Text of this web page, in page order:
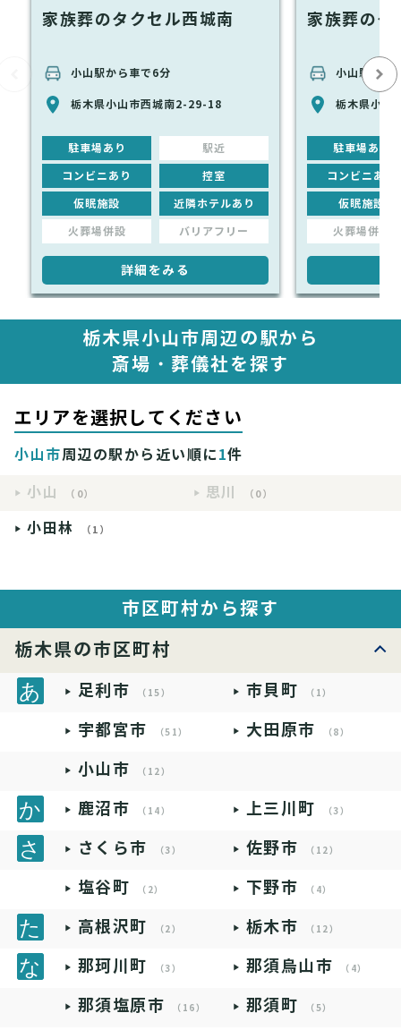
家族葬のタクセル西城南
小山駅から車で6分
栃木県小山市西城南2-29-18
駐車場あり 駅近
コンビニあり 控室
仮眠施設 近隣ホテルあり
火葬場併設 バリアフリー
詳細をみる
家族葬のタ
小山駅から
栃木県小山
駐車場あり
コンビニあり
仮眠施設
火葬場併設
栃木県小山市周辺の駅から
斎場・葬儀社を探す
エリアを選択してください
小山市周辺の駅から近い順に1件
小山
（0） 思川 （0）
小田林 （1）
市区町村から探す
栃木県の市区町村
足利市 （15） 市貝町 （1）
宇都宮市 （51） 大田原市 （8）
小山市 （12）
鹿沼市 （14） 上三川町 （3）
さくら市 （3） 佐野市 （12）
塩谷町 （2） 下野市 （4）
高根沢町 （2） 栃木市 （12）
那珂川町 （3） 那須烏山市 （4）
那須塩原市 （16） 那須町 （5）